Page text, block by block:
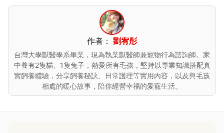
作者： 劉宥彤
台灣大學獸醫學系畢業，現為執業獸醫師兼寵物行為諮詢師。家
中養有2隻貓、1隻兔子，熱愛所有毛孩，堅持以專業知識搭配真
實飼養體驗，分享飼養秘訣、日常護理等實用內容，以及與毛孩
相處的暖心故事，陪你經營幸福的愛寵生活。